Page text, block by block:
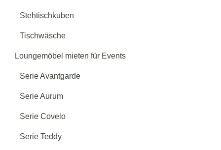
Serie Avantgarde
Stehtischkuben
Tischwäsche
Loungemöbel mieten für Events
Serie Avantgarde
Serie Aurum
Serie Covelo
Serie Teddy